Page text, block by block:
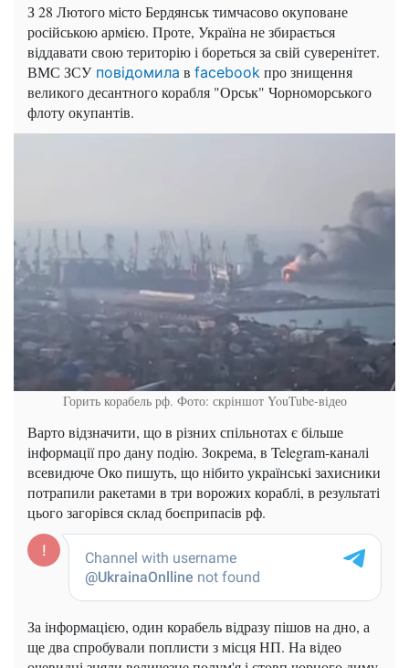
З 28 Лютого місто Бердянськ тимчасово окуповане
російською армією. Проте, Україна не збирається
віддавати свою територію і бореться за свій суверенітет.
ВМС ЗСУповідомила в facebook про знищення
великого десантного корабля "Орськ" Чорноморського
флоту окупантів.
Горить корабель рф. Фото: скріншот YouTube-відео
Варто відзначити, що в різних спільнотах є більше
інформації про дану подію. Зокрема, в Telegram-каналі
всевидюче Око пишуть, що нібито українські захисники
потрапили ракетами в три ворожих кораблі, в результаті
цього загорівся склад боєприпасів рф.
За інформацією, один корабель відразу пішов на дно, а
ще два спробували поплисти з місця НП. На відео